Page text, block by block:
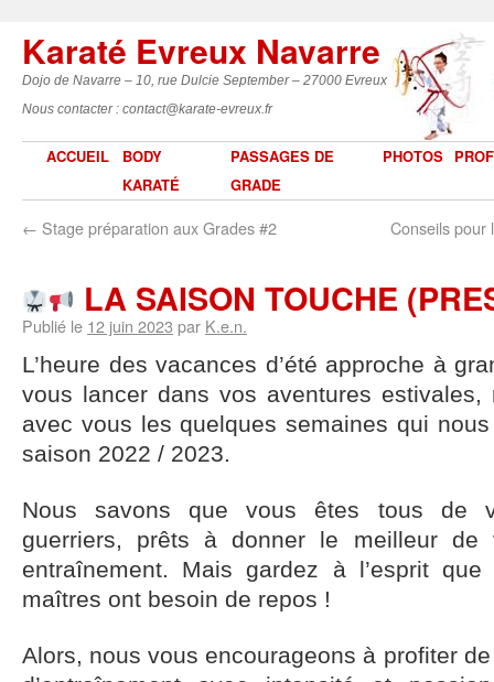
Karaté Evreux Navarre
Dojo de Navarre – 10, rue Dulcie September – 27000 Evreux
Nous contacter : contact@karate-evreux.fr
ACCUEIL
BODY
KARATÉ
PASSAGES DE
GRADE
PHOTOS
← Stage préparation aux Grades #2 Conseils pour
LA SAISON TOUCHE
Publié le 12 juin 2023 par K.e.n.
L’heure des vacances d’été approche à
vous lancer dans vos aventures estivales,
avec vous les quelques semaines qui
saison 2022 / 2023.
Nous savons que vous êtes tous de
guerriers, prêts à donner le meilleur de
entraînement. Mais gardez à l’esprit
maîtres ont besoin de repos !
Alors, nous vous encourageons à profiter